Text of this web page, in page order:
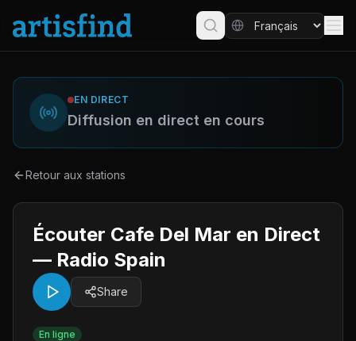
EN DIRECT
Diffusion en direct en cours
Retour aux stations
Écouter Cafe Del Mar en Direct
— Radio Spain
Share
En ligne